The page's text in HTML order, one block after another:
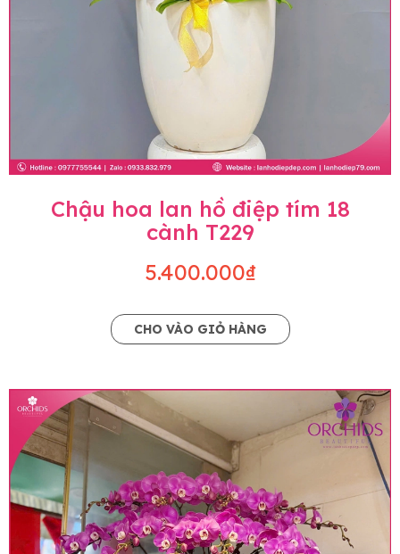
Chậu hoa lan hồ điệp tím 18
cành T229
5.400.000₫
CHO VÀO GIỎ HÀNG